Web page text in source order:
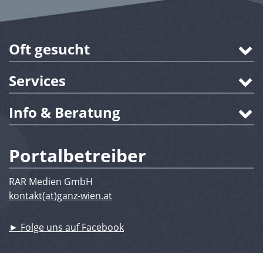
Oft gesucht
Services
Info & Beratung
Portalbetreiber
RAR Medien GmbH
kontakt(at)ganz-wien.at
► Folge uns auf Facebook